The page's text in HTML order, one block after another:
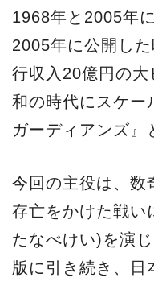
1968年と2005年
2005年に公開し
行収入20億円の
和の時代にスケー
ガーディアンズ』
今回の主役は、数
存亡をかけた戦い
たなべけい)を演
版に引き続き、日